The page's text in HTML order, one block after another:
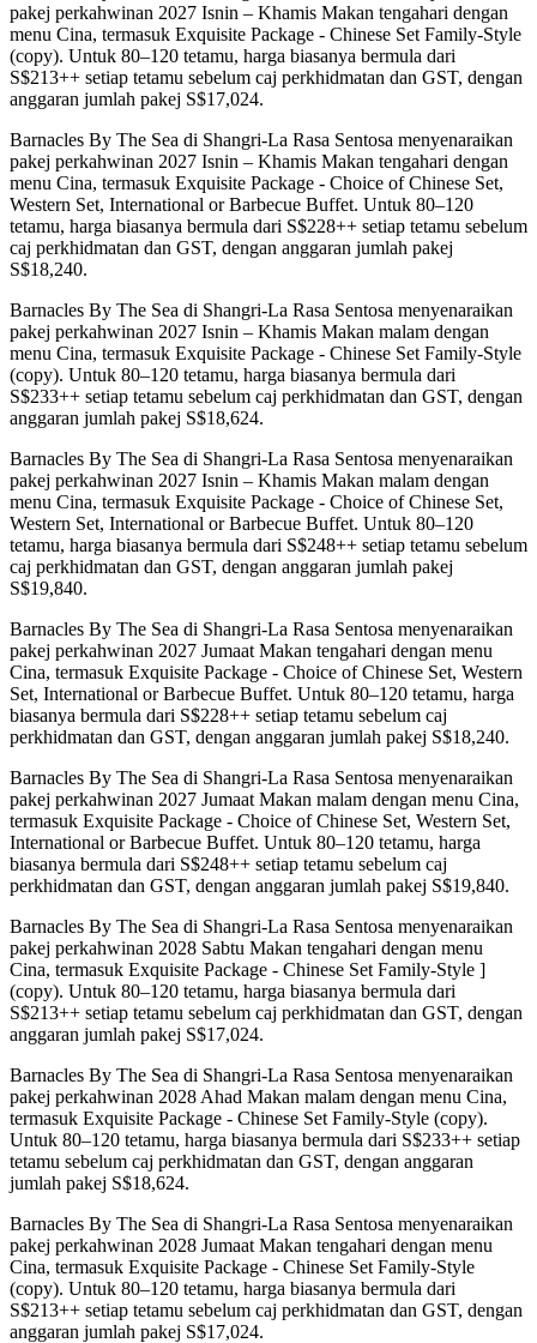
pakej perkahwinan 2027 Isnin – Khamis Makan tengahari dengan
menu Cina, termasuk Exquisite Package - Chinese Set Family-Style
(copy). Untuk 80–120 tetamu, harga biasanya bermula dari
S$213++ setiap tetamu sebelum caj perkhidmatan dan GST, dengan
anggaran jumlah pakej S$17,024.
Barnacles By The Sea di Shangri-La Rasa Sentosa menyenaraikan
pakej perkahwinan 2027 Isnin – Khamis Makan tengahari dengan
menu Cina, termasuk Exquisite Package - Choice of Chinese Set,
Western Set, International or Barbecue Buffet. Untuk 80–120
tetamu, harga biasanya bermula dari S$228++ setiap tetamu sebelum
caj perkhidmatan dan GST, dengan anggaran jumlah pakej
S$18,240.
Barnacles By The Sea di Shangri-La Rasa Sentosa menyenaraikan
pakej perkahwinan 2027 Isnin – Khamis Makan malam dengan
menu Cina, termasuk Exquisite Package - Chinese Set Family-Style
(copy). Untuk 80–120 tetamu, harga biasanya bermula dari
S$233++ setiap tetamu sebelum caj perkhidmatan dan GST, dengan
anggaran jumlah pakej S$18,624.
Barnacles By The Sea di Shangri-La Rasa Sentosa menyenaraikan
pakej perkahwinan 2027 Isnin – Khamis Makan malam dengan
menu Cina, termasuk Exquisite Package - Choice of Chinese Set,
Western Set, International or Barbecue Buffet. Untuk 80–120
tetamu, harga biasanya bermula dari S$248++ setiap tetamu sebelum
caj perkhidmatan dan GST, dengan anggaran jumlah pakej
S$19,840.
Barnacles By The Sea di Shangri-La Rasa Sentosa menyenaraikan
pakej perkahwinan 2027 Jumaat Makan tengahari dengan menu
Cina, termasuk Exquisite Package - Choice of Chinese Set, Western
Set, International or Barbecue Buffet. Untuk 80–120 tetamu, harga
biasanya bermula dari S$228++ setiap tetamu sebelum caj
perkhidmatan dan GST, dengan anggaran jumlah pakej S$18,240.
Barnacles By The Sea di Shangri-La Rasa Sentosa menyenaraikan
pakej perkahwinan 2027 Jumaat Makan malam dengan menu Cina,
termasuk Exquisite Package - Choice of Chinese Set, Western Set,
International or Barbecue Buffet. Untuk 80–120 tetamu, harga
biasanya bermula dari S$248++ setiap tetamu sebelum caj
perkhidmatan dan GST, dengan anggaran jumlah pakej S$19,840.
Barnacles By The Sea di Shangri-La Rasa Sentosa menyenaraikan
pakej perkahwinan 2028 Sabtu Makan tengahari dengan menu
Cina, termasuk Exquisite Package - Chinese Set Family-Style ]
(copy). Untuk 80–120 tetamu, harga biasanya bermula dari
S$213++ setiap tetamu sebelum caj perkhidmatan dan GST, dengan
anggaran jumlah pakej S$17,024.
Barnacles By The Sea di Shangri-La Rasa Sentosa menyenaraikan
pakej perkahwinan 2028 Ahad Makan malam dengan menu Cina,
termasuk Exquisite Package - Chinese Set Family-Style (copy).
Untuk 80–120 tetamu, harga biasanya bermula dari S$233++ setiap
tetamu sebelum caj perkhidmatan dan GST, dengan anggaran
jumlah pakej S$18,624.
Barnacles By The Sea di Shangri-La Rasa Sentosa menyenaraikan
pakej perkahwinan 2028 Jumaat Makan tengahari dengan menu
Cina, termasuk Exquisite Package - Chinese Set Family-Style
(copy). Untuk 80–120 tetamu, harga biasanya bermula dari
S$213++ setiap tetamu sebelum caj perkhidmatan dan GST, dengan
anggaran jumlah pakej S$17,024.